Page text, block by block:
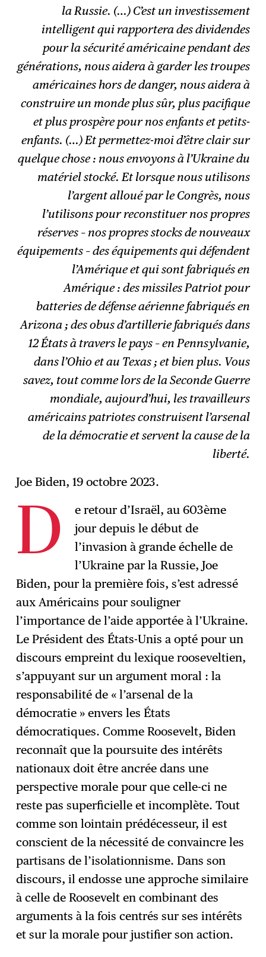
la Russie. (…) C’est un investissement
intelligent qui rapportera des dividendes
pour la sécurité américaine pendant des
générations, nous aidera à garder les troupes
américaines hors de danger, nous aidera à
construire un monde plus sûr, plus pacifique
et plus prospère pour nos enfants et petits-
enfants. (…) Et permettez-moi d’être clair sur
quelque chose : nous envoyons à l’Ukraine du
matériel stocké. Et lorsque nous utilisons
l’argent alloué par le Congrès, nous
l’utilisons pour reconstituer nos propres
réserves – nos propres stocks de nouveaux
équipements – des équipements qui défendent
l’Amérique et qui sont fabriqués en
Amérique : des missiles Patriot pour
batteries de défense aérienne fabriqués en
Arizona ; des obus d’artillerie fabriqués dans
12 États à travers le pays – en Pennsylvanie,
dans l’Ohio et au Texas ; et bien plus. Vous
savez, tout comme lors de la Seconde Guerre
mondiale, aujourd’hui, les travailleurs
américains patriotes construisent l’arsenal
de la démocratie et servent la cause de la
liberté.
Joe Biden, 19 octobre 2023.
D
e retour d’Israël, au 603ème
jour depuis le début de
l’invasion à grande échelle de
l’Ukraine par la Russie, Joe
Biden, pour la première fois, s’est adressé
aux Américains pour souligner
l’importance de l’aide apportée à l’Ukraine.
Le Président des États-Unis a opté pour un
discours empreint du lexique rooseveltien,
s’appuyant sur un argument moral : la
responsabilité de « l’arsenal de la
démocratie » envers les États
démocratiques. Comme Roosevelt, Biden
reconnaît que la poursuite des intérêts
nationaux doit être ancrée dans une
perspective morale pour que celle-ci ne
reste pas superficielle et incomplète. Tout
comme son lointain prédécesseur, il est
conscient de la nécessité de convaincre les
partisans de l’isolationnisme. Dans son
discours, il endosse une approche similaire
à celle de Roosevelt en combinant des
arguments à la fois centrés sur ses intérêts
et sur la morale pour justifier son action.